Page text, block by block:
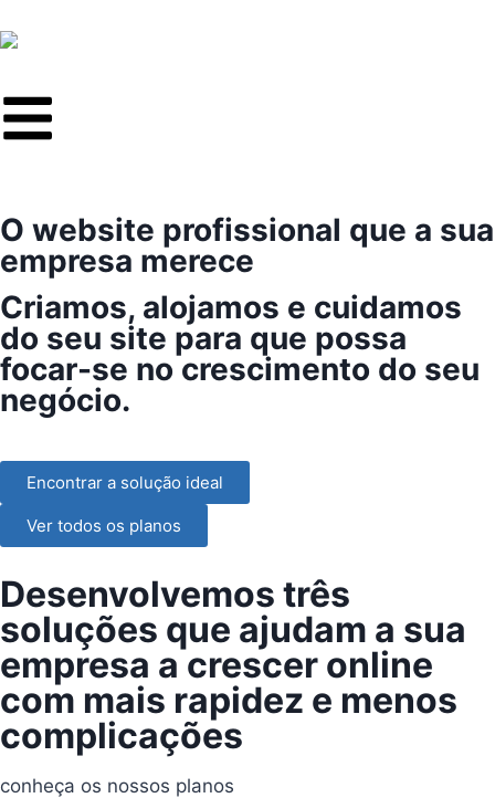
O website profissional que a sua
empresa merece
Criamos, alojamos e cuidamos
do seu site para que possa
focar-se no crescimento do seu
negócio.
Encontrar a solução ideal
Ver todos os planos
Desenvolvemos três
soluções que ajudam a sua
empresa a crescer online
com mais rapidez e menos
complicações
conheça os nossos planos